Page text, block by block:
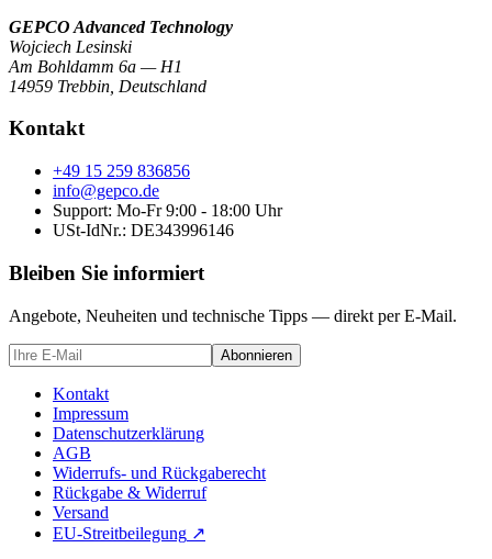
GEPCO Advanced Technology
Wojciech Lesinski
Am Bohldamm 6a — H1
14959 Trebbin Deutschland
Kontakt
+49 15 259 836856
info@gepco.de
Support: Mo-Fr 9:00 - 18:00 Uhr
USt-IdNr.: DE343996146
Bleiben Sie informiert
Angebote, Neuheiten und technische Tipps — direkt per E-Mail.
Abonnieren
Kontakt
Impressum
Datenschutzerklärung
AGB
Widerrufs- und Rückgaberecht
Rückgabe & Widerruf
Versand
EU-Streitbeilegung ↗